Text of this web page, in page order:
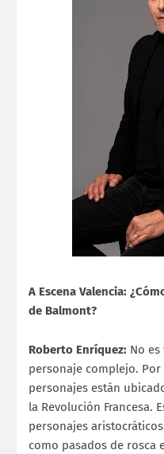
A Escena Valencia:
de Balmont?
Roberto Enríquez: No
personaje complejo.
personajes están
la Revolución Francesa.
personajes
como pasados de rosca